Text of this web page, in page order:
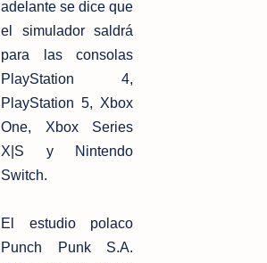
adelante se dice que
el simulador saldrá
para las consolas
PlayStation 4,
PlayStation 5, Xbox
One, Xbox Series
X|S y Nintendo
Switch.
El estudio polaco
Punch Punk S.A.